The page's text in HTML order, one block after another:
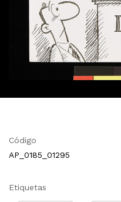
Código
AP_0185_01295
Etiquetas